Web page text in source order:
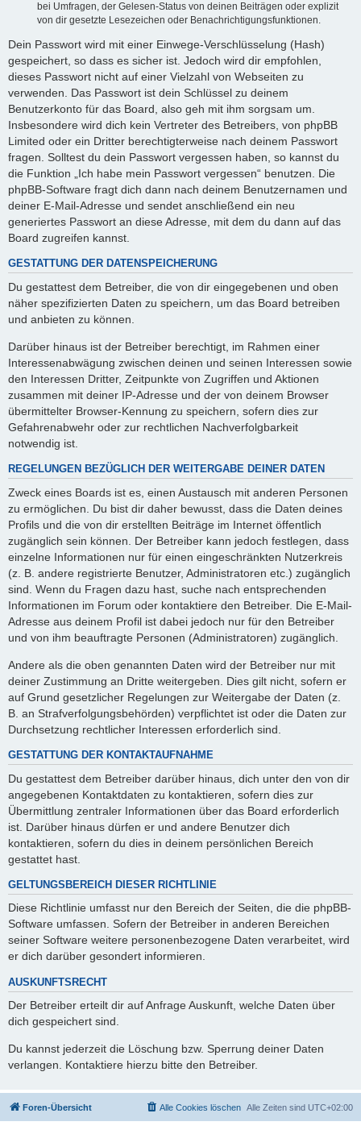
bei Umfragen, der Gelesen-Status von deinen Beiträgen oder explizit
von dir gesetzte Lesezeichen oder Benachrichtigungsfunktionen.
Dein Passwort wird mit einer Einwege-Verschlüsselung (Hash)
gespeichert, so dass es sicher ist. Jedoch wird dir empfohlen,
dieses Passwort nicht auf einer Vielzahl von Webseiten zu
verwenden. Das Passwort ist dein Schlüssel zu deinem
Benutzerkonto für das Board, also geh mit ihm sorgsam um.
Insbesondere wird dich kein Vertreter des Betreibers, von phpBB
Limited oder ein Dritter berechtigterweise nach deinem Passwort
fragen. Solltest du dein Passwort vergessen haben, so kannst du
die Funktion „Ich habe mein Passwort vergessen“ benutzen. Die
phpBB-Software fragt dich dann nach deinem Benutzernamen und
deiner E-Mail-Adresse und sendet anschließend ein neu
generiertes Passwort an diese Adresse, mit dem du dann auf das
Board zugreifen kannst.
GESTATTUNG DER DATENSPEICHERUNG
Du gestattest dem Betreiber, die von dir eingegebenen und oben
näher spezifizierten Daten zu speichern, um das Board betreiben
und anbieten zu können.
Darüber hinaus ist der Betreiber berechtigt, im Rahmen einer
Interessenabwägung zwischen deinen und seinen Interessen sowie
den Interessen Dritter, Zeitpunkte von Zugriffen und Aktionen
zusammen mit deiner IP-Adresse und der von deinem Browser
übermittelter Browser-Kennung zu speichern, sofern dies zur
Gefahrenabwehr oder zur rechtlichen Nachverfolgbarkeit
notwendig ist.
REGELUNGEN BEZÜGLICH DER WEITERGABE DEINER DATEN
Zweck eines Boards ist es, einen Austausch mit anderen Personen
zu ermöglichen. Du bist dir daher bewusst, dass die Daten deines
Profils und die von dir erstellten Beiträge im Internet öffentlich
zugänglich sein können. Der Betreiber kann jedoch festlegen, dass
einzelne Informationen nur für einen eingeschränkten Nutzerkreis
(z. B. andere registrierte Benutzer, Administratoren etc.) zugänglich
sind. Wenn du Fragen dazu hast, suche nach entsprechenden
Informationen im Forum oder kontaktiere den Betreiber. Die E-Mail-
Adresse aus deinem Profil ist dabei jedoch nur für den Betreiber
und von ihm beauftragte Personen (Administratoren) zugänglich.
Andere als die oben genannten Daten wird der Betreiber nur mit
deiner Zustimmung an Dritte weitergeben. Dies gilt nicht, sofern er
auf Grund gesetzlicher Regelungen zur Weitergabe der Daten (z.
B. an Strafverfolgungsbehörden) verpflichtet ist oder die Daten zur
Durchsetzung rechtlicher Interessen erforderlich sind.
GESTATTUNG DER KONTAKTAUFNAHME
Du gestattest dem Betreiber darüber hinaus, dich unter den von dir
angegebenen Kontaktdaten zu kontaktieren, sofern dies zur
Übermittlung zentraler Informationen über das Board erforderlich
ist. Darüber hinaus dürfen er und andere Benutzer dich
kontaktieren, sofern du dies in deinem persönlichen Bereich
gestattet hast.
GELTUNGSBEREICH DIESER RICHTLINIE
Diese Richtlinie umfasst nur den Bereich der Seiten, die die phpBB-
Software umfassen. Sofern der Betreiber in anderen Bereichen
seiner Software weitere personenbezogene Daten verarbeitet, wird
er dich darüber gesondert informieren.
AUSKUNFTSRECHT
Der Betreiber erteilt dir auf Anfrage Auskunft, welche Daten über
dich gespeichert sind.
Du kannst jederzeit die Löschung bzw. Sperrung deiner Daten
verlangen. Kontaktiere hierzu bitte den Betreiber.
Foren-Übersicht Alle Zeiten sind UTC+02:00
Alle Cookies löschen